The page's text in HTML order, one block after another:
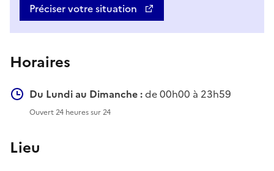
Préciser votre situation
Horaires
Du Lundi au Dimanche :de 00h00 à 23h59
Ouvert 24 heures sur 24
Lieu